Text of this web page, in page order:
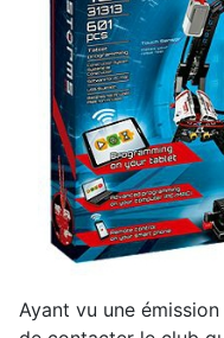
Ayant vu une